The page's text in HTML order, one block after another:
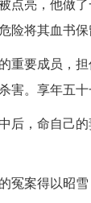
点亮，他做
险将其血书保
重要成员，
害。享年五
后，命自己
冤案得以昭